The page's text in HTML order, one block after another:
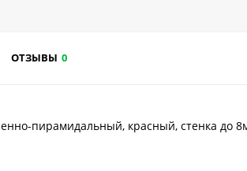
ОТЗЫВЫ 0
пирамидальный, красный, стенка до